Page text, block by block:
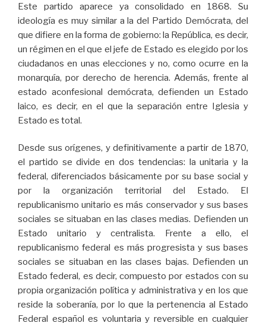
Este partido aparece ya consolidado en 1868. Su
ideología es muy similar a la del Partido Demócrata, del
que difiere en la forma de gobierno: la República, es decir,
un régimen en el que el jefe de Estado es elegido por los
ciudadanos en unas elecciones y no, como ocurre en la
monarquía, por derecho de herencia. Además, frente al
estado aconfesional demócrata, defienden un Estado
laico, es decir, en el que la separación entre Iglesia y
Estado es total.
Desde sus orígenes, y definitivamente a partir de 1870,
el partido se divide en dos tendencias: la unitaria y la
federal, diferenciados básicamente por su base social y
por la organización territorial del Estado. El
republicanismo unitario es más conservador y sus bases
sociales se situaban en las clases medias. Defienden un
Estado unitario y centralista. Frente a ello, el
republicanismo federal es más progresista y sus bases
sociales se situaban en las clases bajas. Defienden un
Estado federal, es decir, compuesto por estados con su
propia organización política y administrativa y en los que
reside la soberanía, por lo que la pertenencia al Estado
Federal español es voluntaria y reversible en cualquier